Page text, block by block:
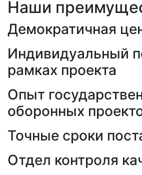
Наши
Демократичная
Индивидуальный
рамках проекта
Опыт
оборонных
Точные сроки
Отдел контроля